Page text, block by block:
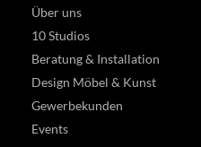
Über uns
10 Studios
Beratung & Installation
Design Möbel & Kunst
Gewerbekunden
Events